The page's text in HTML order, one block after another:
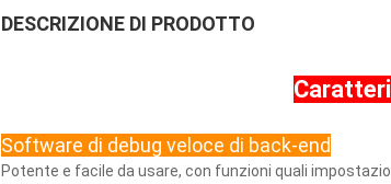
DESCRIZIONE DI PRODOTTO
Software di debug veloce di back-end
Potente e facile da usare, con funzioni quali